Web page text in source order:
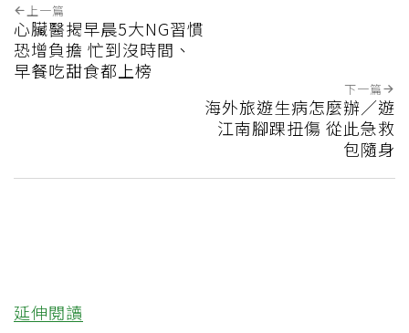
上一篇
心臟醫揭早晨5大NG習慣
恐增負擔 忙到沒時間、
早餐吃甜食都上榜
下一篇
海外旅遊生病怎麼辦／遊
江南腳踝扭傷 從此急救
包隨身
延伸閱讀